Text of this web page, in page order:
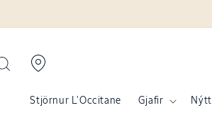
Stjörnur L'Occitane Gjafir Nýtt